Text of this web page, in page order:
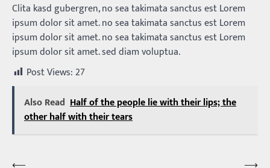
Clita kasd gubergren, no sea takimata sanctus est Lorem
ipsum dolor sit amet. no sea takimata sanctus est Lorem
ipsum dolor sit amet. no sea takimata sanctus est Lorem
ipsum dolor sit amet. sed diam voluptua.
Post Views:27
Also Read Half of the people lie with their lips; the
other half with their tears